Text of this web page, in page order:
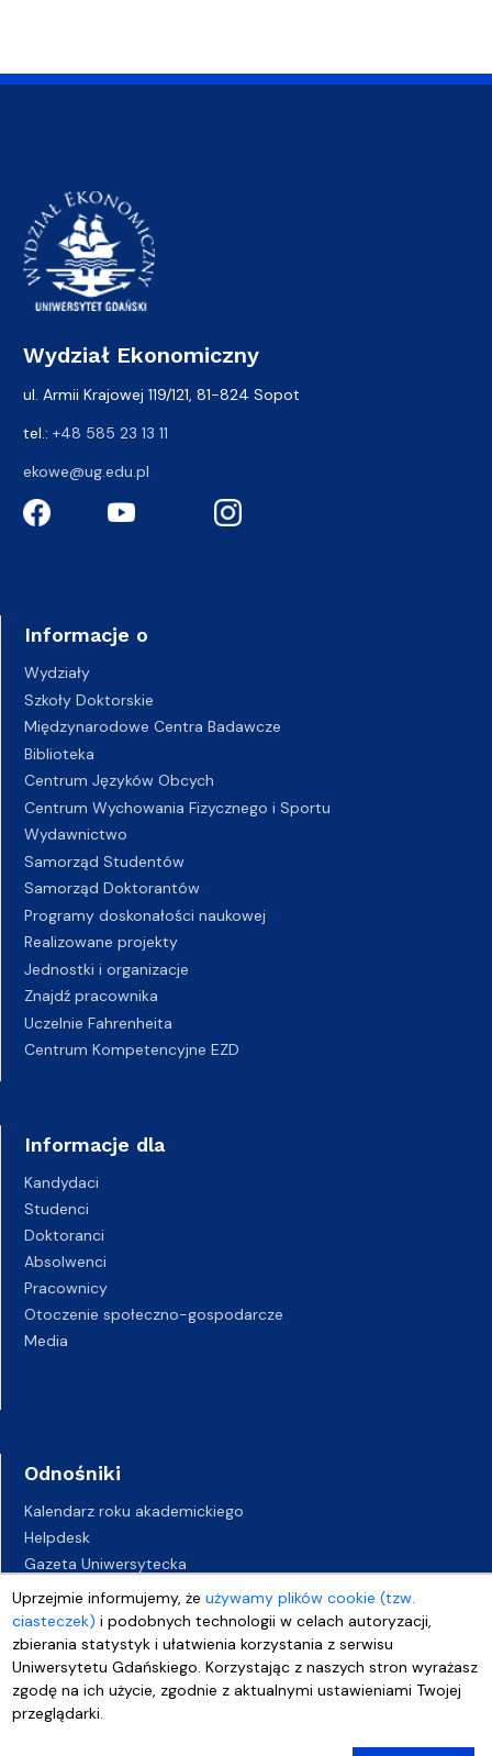
Uprzejmie informujemy, żeużywamy plików cookie (tzw.
ciasteczek) i podobnych technologii w celach autoryzacji,
zbierania statystyk i ułatwienia korzystania z serwisu
Uniwersytetu Gdańskiego. Korzystając z naszych stron wyrażasz
zgodę na ich użycie, zgodnie z aktualnymi ustawieniami Twojej
przeglądarki.
Wydział Ekonomiczny
ul. Armii Krajowej 119/121, 81-824 Sopot
tel.: +48 585 23 13 11
ekowe@ug.edu.pl
Informacje o
Wydziały
Szkoły Doktorskie
Międzynarodowe Centra Badawcze
Biblioteka
Centrum Języków Obcych
Centrum Wychowania Fizycznego i Sportu
Wydawnictwo
Samorząd Studentów
Samorząd Doktorantów
Programy doskonałości naukowej
Realizowane projekty
Jednostki i organizacje
Znajdź pracownika
Uczelnie Fahrenheita
Centrum Kompetencyjne EZD
Informacje dla
Kandydaci
Studenci
Doktoranci
Absolwenci
Pracownicy
Otoczenie społeczno-gospodarcze
Media
Odnośniki
Kalendarz roku akademickiego
Helpdesk
Gazeta Uniwersytecka
Kampusy UG
Biuro Karier UG
Oferty pracy
Deklaracja dostępności